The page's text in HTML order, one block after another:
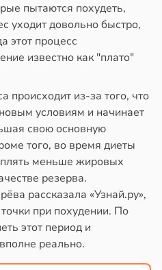
пытаются похудеть,
уходит довольно быстро,
этот процесс
известно как "плато"
происходит из-за того, что
условиям и начинает
свою основную
того, во время диеты
меньше жировых
резерва.
рассказала «Узнай.ру»,
при похудении. По
этот период и
реально.